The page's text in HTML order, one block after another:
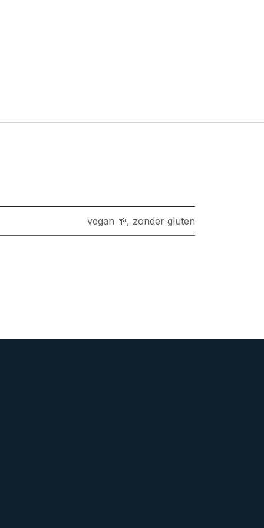
vegan 🌱, zonder gluten